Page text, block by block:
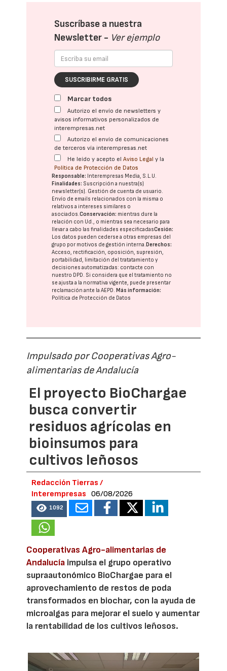
Suscríbase a nuestra
Newsletter - Ver ejemplo
SUSCRIBIRME GRATIS
Marcar todos
Autorizo el envío de newsletters y
avisos informativos personalizados de
interempresas.net
Autorizo el envío de comunicaciones
de terceros vía interempresas.net
He leído y acepto elAviso Legal y la
Política de Protección de Datos
Responsable: Interempresas Media, S.L.U.
Finalidades: Suscripción a nuestra(s)
newsletter(s). Gestión de cuenta de usuario.
Envío de emails relacionados con la misma o
relativos a intereses similares o
asociados.Conservación: mientras dure la
relación con Ud., o mientras sea necesario para
llevar a cabo las finalidades especificadasCesión:
Los datos pueden cederse a otras empresas del
grupo por motivos de gestión interna. Derechos:
Acceso, rectificación, oposición, supresión,
portabilidad, limitación del tratatamiento y
decisiones automatizadas: contacte con
nuestro DPD. Si considera que el tratamiento no
se ajusta a la normativa vigente, puede presentar
reclamación ante laAEPD. Más información:
Política de Protección de Datos
Impulsado por Cooperativas Agro-
alimentarias de Andalucía
El proyecto BioChargae
busca convertir
residuos agrícolas en
bioinsumos para
cultivos leñosos
Redacción Tierras /
Interempresas
06/08/2026
1092
Cooperativas Agro-alimentarias de
Andalucía impulsa el grupo operativo
supraautonómico BioChargae para el
aprovechamiento de restos de poda
transformados en biochar, con la ayuda de
microalgas para mejorar el suelo y aumentar
la rentabilidad de los cultivos leñosos.